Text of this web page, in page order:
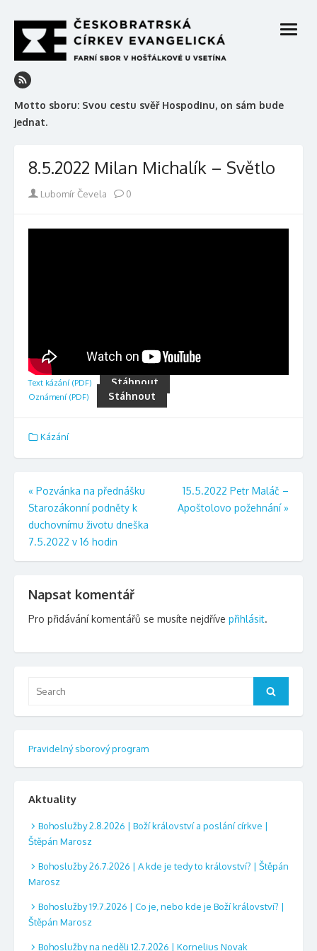
to
content
Motto sboru: Svou cestu svěř Hospodinu, on sám bude
jednat.
open
8.5.2022 Milan Michalík – Světlo
Author
Lubomír Čevela 0
Text kázání (PDF) Stáhnout
Oznámení (PDF) Stáhnout
Kázání
Navigace
pro
příspěvek
« Pozvánka na přednášku
Starozákonní podněty k
duchovnímu životu dneška
7.5.2022 v 16 hodin
15.5.2022 Petr Maláč –
Apoštolovo požehnání»
Napsat komentář
Pro přidávání komentářů se musíte nejdříve přihlásit.
Search
Pravidelný sborový program
Aktuality
Bohoslužby 2.8.2026 | Boží království a poslání církve |
Štěpán Marosz
Bohoslužby 26.7.2026 | A kde je tedy to království? | Štěpán
Marosz
Bohoslužby 19.7.2026 | Co je, nebo kde je Boží království? |
Štěpán Marosz
Bohoslužby na neděli 12.7.2026 | Kornelius Novak